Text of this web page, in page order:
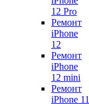
12 Pro
Ремонт
iPhone
12
Ремонт
iPhone
12 mini
Ремонт
iPhone 11